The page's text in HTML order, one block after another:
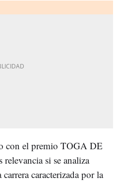
con el premio TOGA DE
si se analiza
caracterizada por la